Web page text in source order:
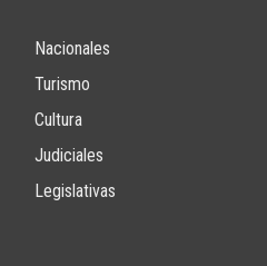
Nacionales
Turismo
Cultura
Judiciales
Legislativas